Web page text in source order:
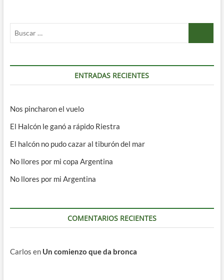
ENTRADAS RECIENTES
Nos pincharon el vuelo
El Halcón le ganó a rápido Riestra
El halcón no pudo cazar al tiburón del mar
No llores por mi copa Argentina
No llores por mi Argentina
COMENTARIOS RECIENTES
Carlos en Un comienzo que da bronca